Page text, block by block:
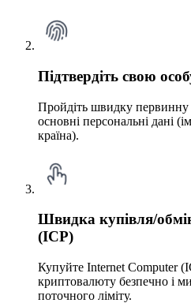
Підтвердіть свою
Пройдіть швидку
основні персональні дані
країна).
Швидка купівля/
(ICP)
Купуйте Internet Computer
криптовалюту безпечно і
поточного ліміту.